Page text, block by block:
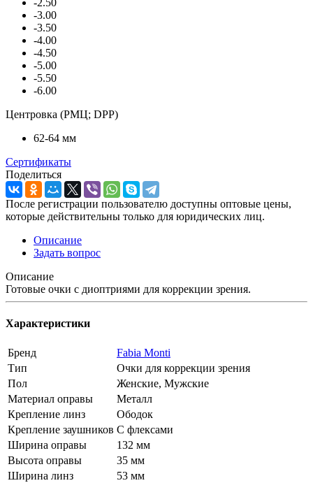
-3.00
-3.50
-4.00
-4.50
-5.00
-5.50
-6.00
Центровка (РМЦ; DPP)
62-64 мм
Сертификаты
Поделиться
После регистрации пользователю доступны оптовые цены,
которые действительны только для юридических лиц.
Описание
Задать вопрос
Описание
Готовые очки с диоптриями для коррекции зрения.
Характеристики
Бренд
Fabia Monti
Тип
Очки для коррекции зрения
Пол
Женские, Мужские
Материал оправы
Металл
Крепление линз
Ободок
Крепление заушников С флексами
Ширина оправы
132 мм
Высота оправы
35 мм
Ширина линз
53 мм